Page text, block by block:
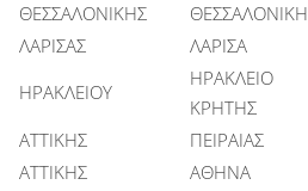
ΘΕΣΣΑΛΟΝΙΚΗΣ
ΘΕΣΣΑΛΟΝΙΚΗ
ΛΑΡΙΣΑΣ
ΛΑΡΙΣΑ
ΗΡΑΚΛΕΙΟΥ
ΗΡΑΚΛΕΙΟ
ΚΡΗΤΗΣ
ΑΤΤΙΚΗΣ
ΠΕΙΡΑΙΑΣ
ΑΤΤΙΚΗΣ
ΑΘΗΝΑ